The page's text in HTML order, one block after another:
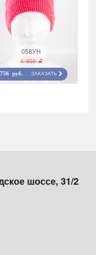
058УН
1 050 r
756 руб. ЗАКАЗАТЬ
шоссе, 31/2